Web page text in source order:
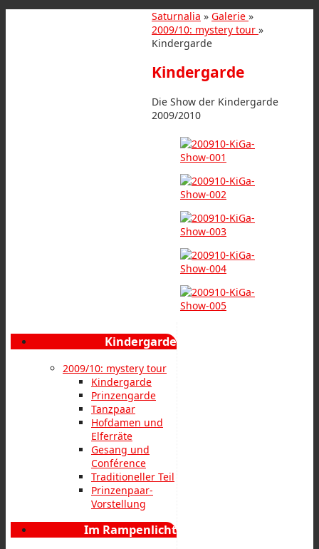
Saturnalia » Galerie »
2009/10: mystery tour »
Kindergarde
Kindergarde
Die Show der Kindergarde
2009/2010
Kindergarde
2009/10: mystery tour
Kindergarde
Prinzengarde
Tanzpaar
Hofdamen und
Elferräte
Gesang und
Conférence
Traditioneller Teil
Prinzenpaar-
Vorstellung
Im Rampenlicht